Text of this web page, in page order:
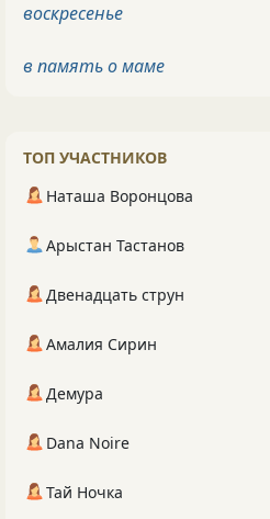
воскресенье
в память о маме
ТОП УЧАСТНИКОВ
Наташа Воронцова
Арыстан Тастанов
Двенадцать струн
Амалия Сирин
Демура
Dana Noire
Тай Ночка